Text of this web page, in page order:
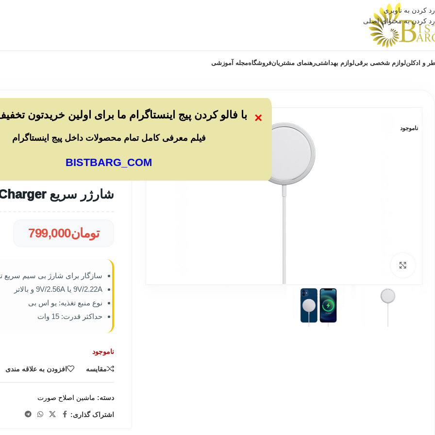
رد کردن به ناوبری
رد کردن به محتوای اصلی
و ادکلنلوازم شخصی برقیلوازم بهداشتیرهنمای مشتریانفروشگاهمجله آموزشی
ناموجود
شارژر سریع MagSafe Charger
شارژر سریع MagSafe Charger
تومان799,000
سازگار برای شارژ بی سیم سریع تر تا
9V/2.22A یا 9V/2.56A و بالاتر
نوع منبع تغذیه: یو اس بی
حداکثر قدرت: 15 وات
ناموجود
مقایسه افزودن به علاقه مندی
دسته: ماشین اصلاح صورت
اشتراک گذاری:
× با فالو کردن پیج اینستاگرام ما برای اولین خریدتون
فیلم معرفی کامل تمام محصولات داخل پیج اینستاگرام
BISTBARG_COM